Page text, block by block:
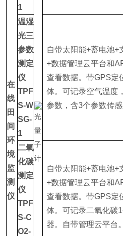
在
线
田
间
环
境
监
测
仪
1
温湿
光三
参数
测定
仪
TPF
S-W
SG-
1
自带太阳能+蓄电池+
+数据管理云平台和
查看数据。带GPS定
体。可记录空气温度
参数，含3个参数传
二氧
化碳
测定
仪
TPF
S-C
O2-
自带太阳能+蓄电池+
+数据管理云平台和
查看数据。带GPS定
体。可记录二氧化碳
器。自带管理云平台。